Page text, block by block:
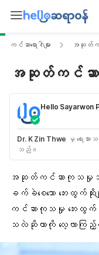
ကင်ဆာရောဂါများ အဆုတ်က
အဆုတ်ကင်ဆာကု
Hello Sayarwon
Dr. K Zin Thwe မှ ရေးသာ
သည်။
အဆုတ်ကင်ဆာကုသမှုသ
ခက်ခဲစေသော ဘေးထွက်
ကင်ဆာကုသမှု ဘေးထွက်
သလဲဆိုတာကို လေ့လာကြ